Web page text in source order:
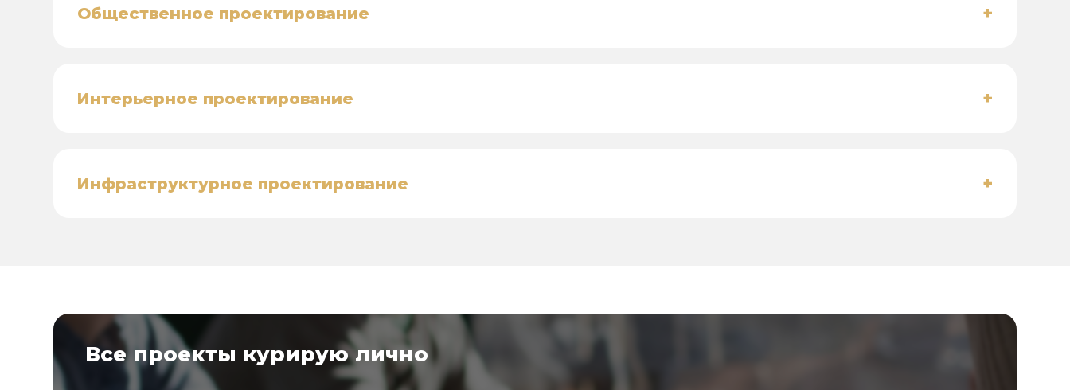
Общественное проектирование +
Интерьерное проектирование +
Инфраструктурное проектирование +
Все проекты курирую лично